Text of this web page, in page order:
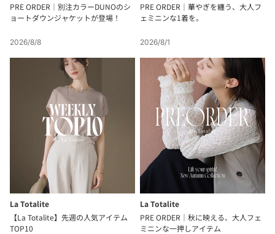
PRE ORDER｜別注カラーDUNOのシ
ョートダウンジャケットが登場！
2026/8/8
PRE ORDER｜華やぎを纏う、大人フ
ェミニンな1着を。
2026/8/1
La Totalite
【La Totalite】先週の人気アイテム
TOP10
La Totalite
PRE ORDER｜秋に映える、大人フェ
ミニンな一押しアイテム